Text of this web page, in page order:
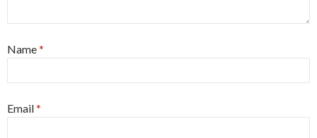
Name*
Email*